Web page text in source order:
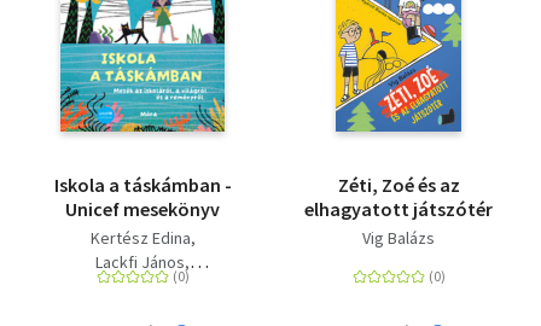
Iskola a táskámban -
Unicef mesekönyv
Kertész Edina
Lackfi János
Mészöly Ágnes
Zéti, Zoé és az
elhagyatott játszótér
Vig Balázs